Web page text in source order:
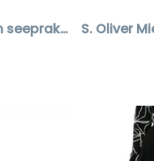
Beige - valkoinen seeprakuvioinen pellavamekko
S. Oliver